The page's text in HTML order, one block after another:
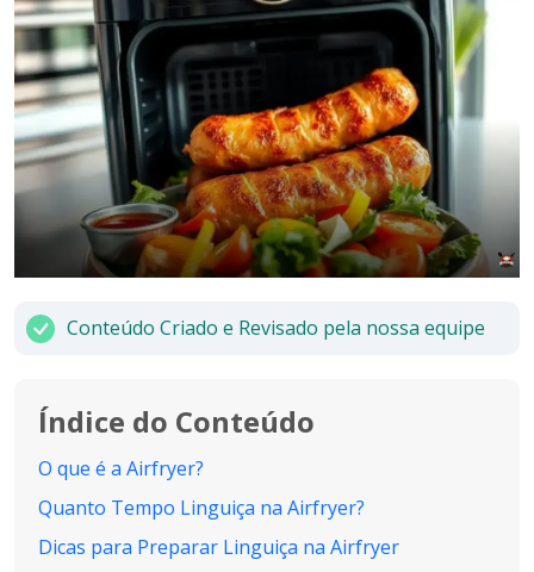
Conteúdo Criado e Revisado pela nossa equipe
Índice do Conteúdo
O que é a Airfryer?
Quanto Tempo Linguiça na Airfryer?
Dicas para Preparar Linguiça na Airfryer